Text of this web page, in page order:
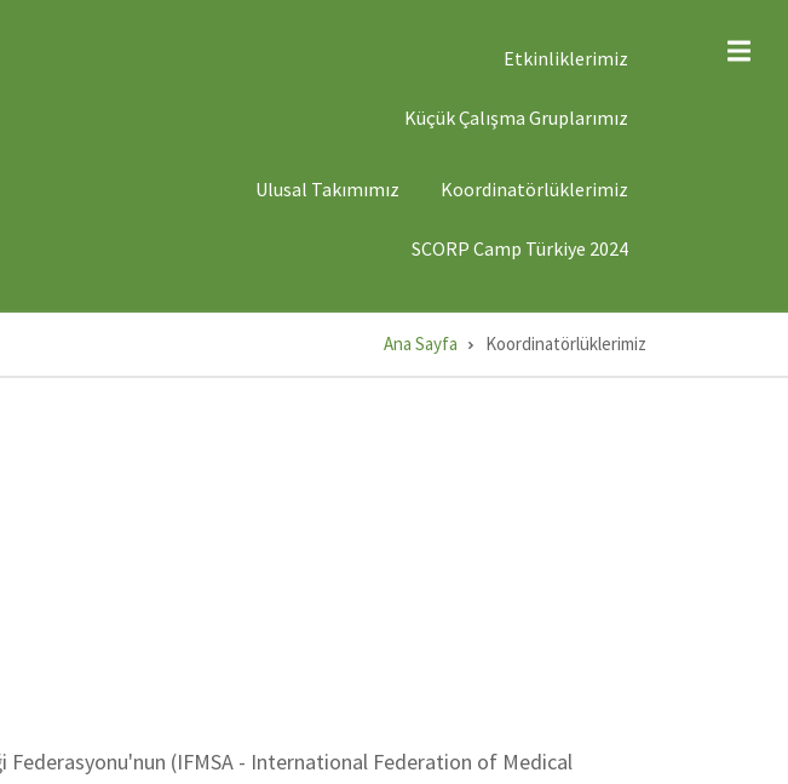
Etkinliklerimiz
Küçük Çalışma Gruplarımız
MENÜUlusal Takımımız Koordinatörlüklerimiz
SCORP Camp Türkiye 2024
Ana Sayfa Koordinatörlüklerimiz
Federasyonu'nun (IFMSA - International Federation of Medical